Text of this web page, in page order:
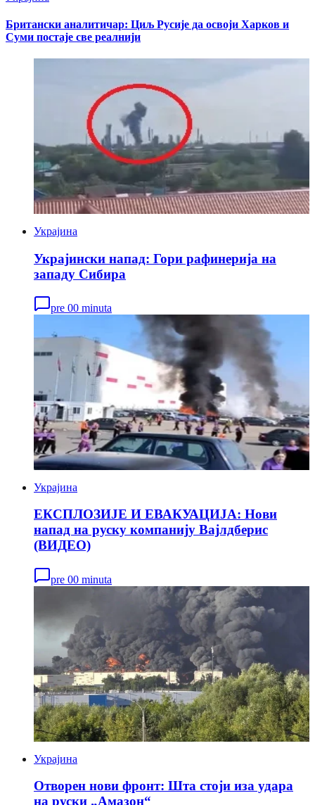
Британски аналитичар: Циљ Русије да освоји Харков и
Суми постаје све реалнији
Украјина
Украјински напад: Гори рафинерија на
западу Сибира
pre 00 minuta
Украјина
ЕКСПЛОЗИЈЕ И ЕВАКУАЦИЈА: Нови
напад на руску компанију Вајлдберис
(ВИДЕО)
pre 00 minuta
Украјина
Отворен нови фронт: Шта стоји иза удара
на руски „Амазон“